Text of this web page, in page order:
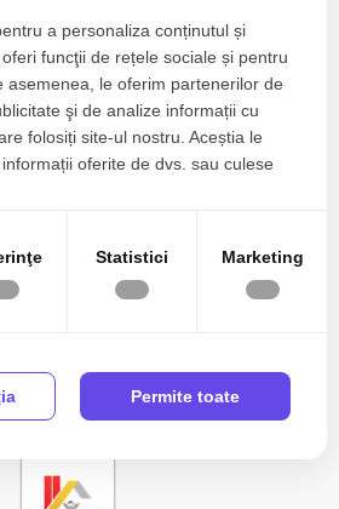
Tomis II
Km 4-5
Constanta Km 4-5
a personaliza conținutul și
funcţii de rețele sociale și pentru
asemenea, le oferim partenerilor de
şi de analize informații cu
folosiți site-ul nostru. Aceștia le
oferite de dvs. sau culese
Statistici Marketing
Permite toate